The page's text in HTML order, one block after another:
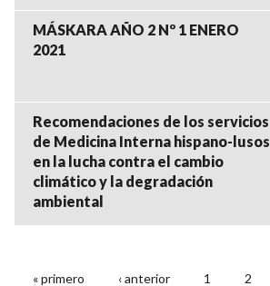
MÁSKARA AÑO 2 Nº 1 ENERO
2021
Recomendaciones de los servicios
de Medicina Interna hispano-lusos
en la lucha contra el cambio
climático y la degradación
ambiental
« primero ‹ anterior 1 2